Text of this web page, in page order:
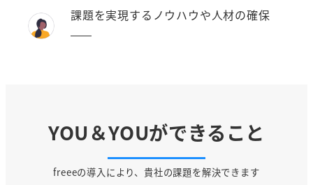
課題を実現するノウハウや人材の確保
YOU＆YOUができること
freeeの導入により、貴社の課題を解決できます